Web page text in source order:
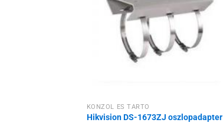
Hozzáadás a
kívánságlistához
KONZOL ÉS TARTÓ
Hikvision DS-1673ZJ oszlopadapter